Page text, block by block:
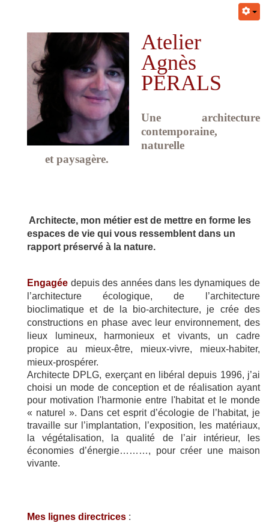
Atelier
Agnès
PERALS
Une architecture
contemporaine,
naturelle
et paysagère.
Architecte, mon métier est de mettre en forme les
espaces de vie qui vous ressemblent dans un
rapport préservé à la nature.
Engagée depuis des années dans les dynamiques de
l’architecture écologique, de l’architecture
bioclimatique et de la bio-architecture, je crée des
constructions en phase avec leur environnement, des
lieux lumineux, harmonieux et vivants, un cadre
propice au mieux-être, mieux-vivre, mieux-habiter,
mieux-prospérer.
Architecte DPLG, exerçant en libéral depuis 1996, j’ai
choisi un mode de conception et de réalisation ayant
pour motivation l'harmonie entre l'habitat et le monde
« naturel ». Dans cet esprit d’écologie de l’habitat, je
travaille sur l’implantation, l’exposition, les matériaux,
la végétalisation, la qualité de l’air intérieur, les
économies d’énergie………, pour créer une maison
vivante.
Mes lignes directrices :